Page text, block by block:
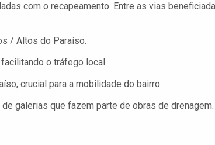
com o recapeamento. Entre as vias
/ Altos do Paraíso.
o tráfego local.
crucial para a mobilidade do bairro.
galerias que fazem parte de obras de drenagem.